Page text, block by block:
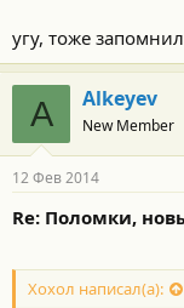
угу, тоже
A Alkeyev
New Member
12 Фев 2014
Re: Поломки,
Хохол написал(а):